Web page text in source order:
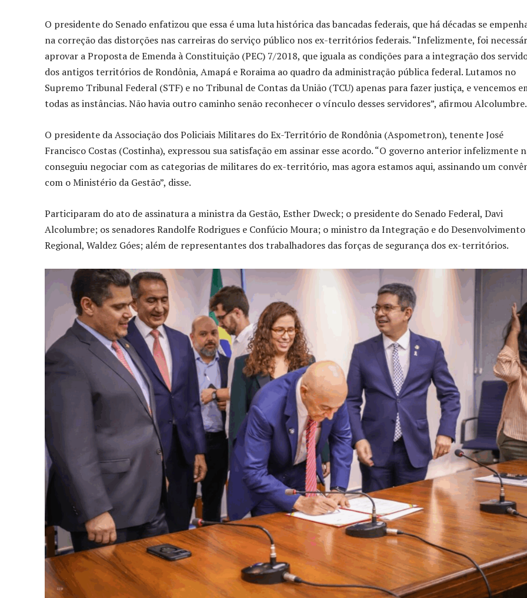
O presidente do Senado enfatizou que essa é uma luta histórica das bancadas federais, que há décadas se
na correção das distorções nas carreiras do serviço público nos ex-territórios federais. “Infelizmente, foi
aprovar a Proposta de Emenda à Constituição (PEC) 7/2018, que iguala as condições para a integração dos
dos antigos territórios de Rondônia, Amapá e Roraima ao quadro da administração pública federal. Lutamos no
Supremo Tribunal Federal (STF) e no Tribunal de Contas da União (TCU) apenas para fazer justiça, e vencemos
todas as instâncias. Não havia outro caminho senão reconhecer o vínculo desses servidores”, afirmou Alcolumbre.
O presidente da Associação dos Policiais Militares do Ex-Território de Rondônia (Aspometron), tenente José
Francisco Costas (Costinha), expressou sua satisfação em assinar esse acordo. “O governo anterior infelizmente
conseguiu negociar com as categorias de militares do ex-território, mas agora estamos aqui, assinando um
com o Ministério da Gestão”, disse.
Participaram do ato de assinatura a ministra da Gestão, Esther Dweck; o presidente do Senado Federal, Davi
Alcolumbre; os senadores Randolfe Rodrigues e Confúcio Moura; o ministro da Integração e do Desenvolvimento
Regional, Waldez Góes; além de representantes dos trabalhadores das forças de segurança dos ex-territórios.